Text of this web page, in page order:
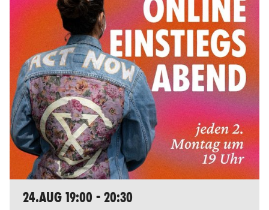
24.AUG 19:00 - 20:30